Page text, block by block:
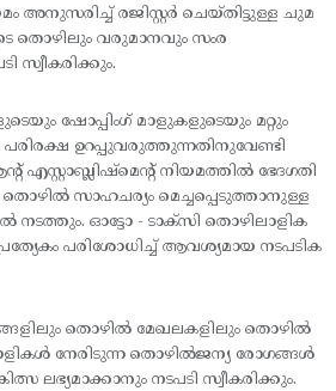
അനുസരിച്ച് രജിസ്റ്റര്‍ ചെയ്തിട്ടുള്ള ചുമ
തൊഴിലും വരുമാനവും സംര
സ്വീകരിക്കും.
ഷോപ്പിംഗ് മാളുകളുടെയും മറ്റും
ഉറപ്പുവരുത്തുന്നതിനുവേണ്ടി
എസ്റ്റാബ്ലിഷ്മെന്റ് നിയമത്തില്‍ ഭേദഗതി
സാഹചര്യം മെച്ചപ്പെടുത്താനുള്ള
നടത്തും. ഓട്ടോ - ടാക്സി തൊഴിലാളിക
പരിശോധിച്ച് ആവശ്യമായ നടപടിക
തൊഴില്‍ മേഖലകളിലും തൊഴില്‍
നേരിടുന്ന തൊഴില്‍ജന്യ രോഗങ്ങള്‍
ലഭ്യമാക്കാനും നടപടി സ്വീകരിക്കും.